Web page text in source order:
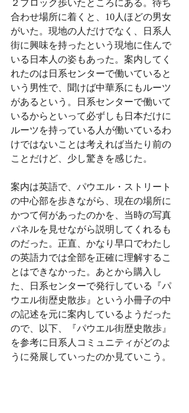
２ブロック歩いたところにある。待ち
合わせ場所に着くと、10人ほどの男女
がいた。現地の人だけでなく、日系人
街に興味を持ったという現地に住んで
いる日本人の姿もあった。案内してく
れたのは日系センターで働いていると
いう男性で、聞けば中華系にもルーツ
があるという。日系センターで働いて
いるからといって必ずしも日本だけに
ルーツを持っている人が働いているわ
けではないことは考えれば当たり前の
ことだけど、少し驚きを感じた。
案内は英語で、パウエル・ストリート
の中心部を歩きながら、現在の場所に
かつて何があったのかを、当時の写真
パネルを見せながら説明してくれるも
のだった。正直、かなり早口でわたし
の英語力では全部を正確に理解するこ
とはできなかった。あとから購入し
た、日系センターで発行している『パ
ウエル街歴史散歩』という小冊子の中
の記述を元に案内しているようだった
ので、以下、『パウエル街歴史散歩』
を参考に日系人コミュニティがどのよ
うに発展していったのか見ていこう。